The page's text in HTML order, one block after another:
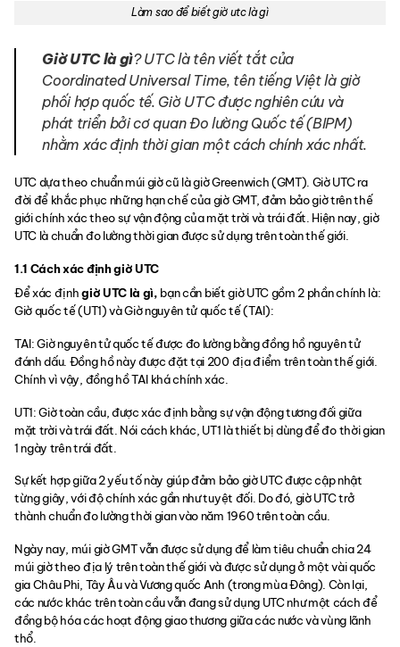
Làm sao để biết giờ utc là gì
Giờ UTC là gì? UTC là tên viết tắt của
Coordinated Universal Time, tên tiếng Việt là giờ
phối hợp quốc tế. Giờ UTC được nghiên cứu và
phát triển bởi cơ quan Đo lường Quốc tế (BIPM)
nhằm xác định thời gian một cách chính xác nhất.
UTC dựa theo chuẩn múi giờ cũ là giờ Greenwich (GMT). Giờ UTC ra
đời để khắc phục những hạn chế của giờ GMT, đảm bảo giờ trên thế
giới chính xác theo sự vận động của mặt trời và trái đất. Hiện nay, giờ
UTC là chuẩn đo lường thời gian được sử dụng trên toàn thế giới.
1.1 Cách xác định giờ UTC
Để xác địnhgiờ UTC là gì, bạn cần biết giờ UTC gồm 2 phần chính là:
Giờ quốc tế (UT1) và Giờ nguyên tử quốc tế (TAI):
TAI: Giờ nguyên tử quốc tế được đo lường bằng đồng hồ nguyên tử
đánh dấu. Đồng hồ này được đặt tại 200 địa điểm trên toàn thế giới.
Chính vì vậy, đồng hồ TAI khá chính xác.
UT1: Giờ toàn cầu, được xác định bằng sự vận động tương đối giữa
mặt trời và trái đất. Nói cách khác, UT1 là thiết bị dùng để đo thời gian
1 ngày trên trái đất.
Sự kết hợp giữa 2 yếu tố này giúp đảm bảo giờ UTC được cập nhật
từng giây, với độ chính xác gần như tuyệt đối. Do đó, giờ UTC trở
thành chuẩn đo lường thời gian vào năm 1960 trên toàn cầu.
Ngày nay, múi giờ GMT vẫn được sử dụng để làm tiêu chuẩn chia 24
múi giờ theo địa lý trên toàn thế giới và được sử dụng ở một vài quốc
gia Châu Phi, Tây Âu và Vương quốc Anh (trong mùa Đông). Còn lại,
các nước khác trên toàn cầu vẫn đang sử dụng UTC như một cách để
đồng bộ hóa các hoạt động giao thương giữa các nước và vùng lãnh
thổ.